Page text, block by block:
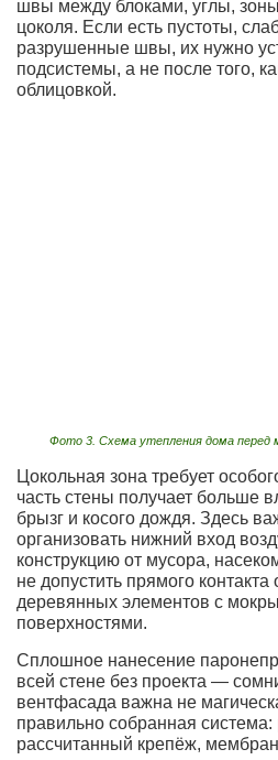
швы между блоками, углы,
цоколя. Если есть пустоты,
разрушенные швы, их нужно
подсистемы, а не после того,
облицовкой.
Фото 3. Схема утепления дома перед
Цокольная зона требует
часть стены получает больше
брызг и косого дождя. Здесь
организовать нижний вход
конструкцию от мусора,
не допустить прямого контакта
деревянных элементов с
поверхностями.
Сплошное нанесение
всей стене без проекта —
вентфасада важна не
правильно собранная
рассчитанный крепёж,